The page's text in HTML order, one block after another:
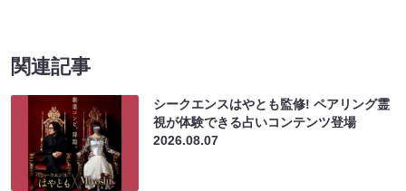
関連記事
シークエンスはやとも監修! ペアリング霊
視が体験できる占いコンテンツ登場
2026.08.07